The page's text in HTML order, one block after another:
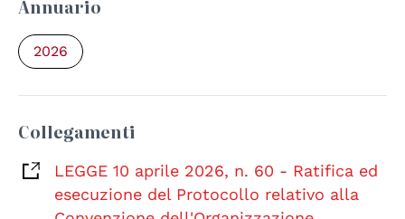
Annuario
2026
Collegamenti
LEGGE 10 aprile 2026, n. 60 - Ratifica ed
esecuzione del Protocollo relativo alla